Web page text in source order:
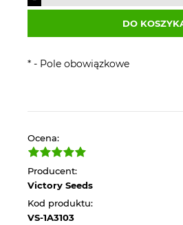
DO
* - Pole obowiązkowe
Ocena:
Producent:
Victory Seeds
Kod produktu:
VS-1A3103